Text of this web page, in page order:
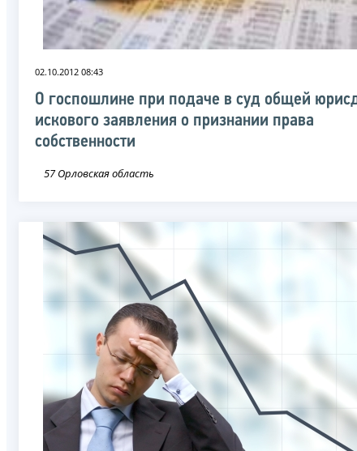
02.10.2012 08:43
О госпошлине при подаче в суд общей
искового заявления о признании права
собственности
57 Орловская область